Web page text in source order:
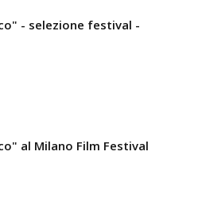
- selezione festival -
al Milano Film Festival